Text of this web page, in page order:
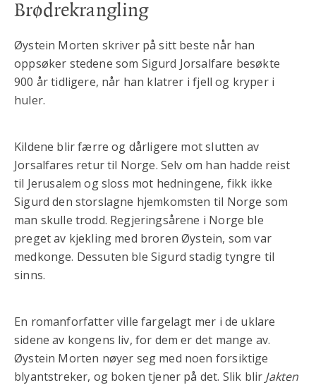
Brødrekrangling
Øystein Morten skriver på sitt beste når han
oppsøker stedene som Sigurd Jorsalfare besøkte
900 år tidligere, når han klatrer i fjell og kryper i
huler.
Kildene blir færre og dårligere mot slutten av
Jorsalfares retur til Norge. Selv om han hadde reist
til Jerusalem og sloss mot hedningene, fikk ikke
Sigurd den storslagne hjemkomsten til Norge som
man skulle trodd. Regjeringsårene i Norge ble
preget av kjekling med broren Øystein, som var
medkonge. Dessuten ble Sigurd stadig tyngre til
sinns.
En romanforfatter ville fargelagt mer i de uklare
sidene av kongens liv, for dem er det mange av.
Øystein Morten nøyer seg med noen forsiktige
blyantstreker, og boken tjener på det. Slik blir Jakten